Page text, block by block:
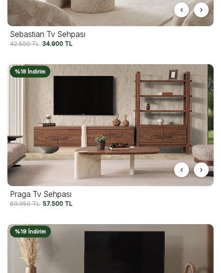
Sebastian Tv Sehpası
42.500TL 34.900 TL
%18 İndirim
Praga Tv Sehpası
69.950TL 57.500 TL
%19 İndirim